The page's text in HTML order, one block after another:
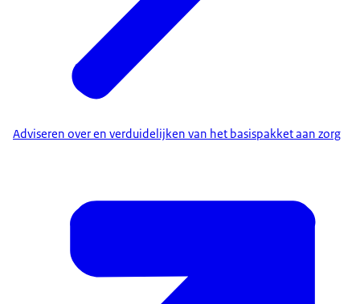
Adviseren over en verduidelijken van het basispakket aan zorg